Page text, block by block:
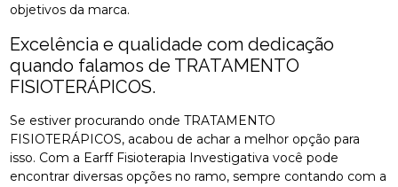
objetivos da marca.
Excelência e qualidade com dedicação
quando falamos de TRATAMENTO
FISIOTERÁPICOS.
Se estiver procurando onde TRATAMENTO
FISIOTERÁPICOS, acabou de achar a melhor opção para
isso. Com a Earff Fisioterapia Investigativa você pode
encontrar diversas opções no ramo, sempre contando com a